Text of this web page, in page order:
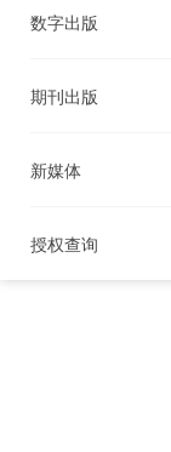
数字出版
期刊出版
新媒体
授权查询